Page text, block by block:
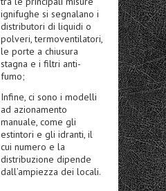
ignifughe si segnalano i
distributori di liquidi o
polveri, termoventilatori,
le porte a chiusura
stagna e i filtri anti-
fumo;
Infine, ci sono i modelli
ad azionamento
manuale, come gli
estintori e gli idranti, il
cui numero e la
distribuzione dipende
dall’ampiezza dei locali.